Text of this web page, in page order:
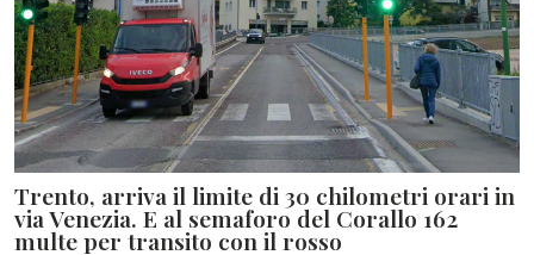
Trento, arriva il limite di 30 chilometri orari in
via Venezia. E al semaforo del Corallo 162
multe per transito con il rosso